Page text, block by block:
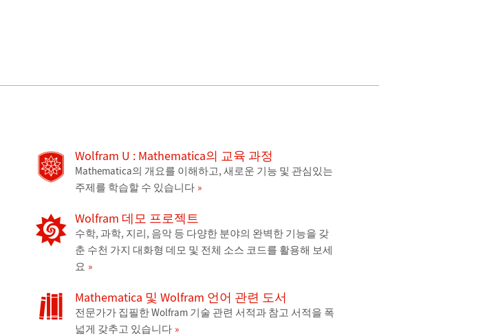
Wolfram U : Mathematica의 교육 과정
Mathematica의 개요를 이해하고, 새로운 기능 및 관심있는
주제를 학습할 수 있습니다
Wolfram 데모 프로젝트
수학, 과학, 지리, 음악 등 다양한 분야의 완벽한 기능을 갖
춘 수천 가지 대화형 데모 및 전체 소스 코드를 활용해 보세
요
Mathematica 및 Wolfram 언어 관련 도서
전문가가 집필한 Wolfram 기술 관련 서적과 참고 서적을 폭
넓게 갖추고 있습니다